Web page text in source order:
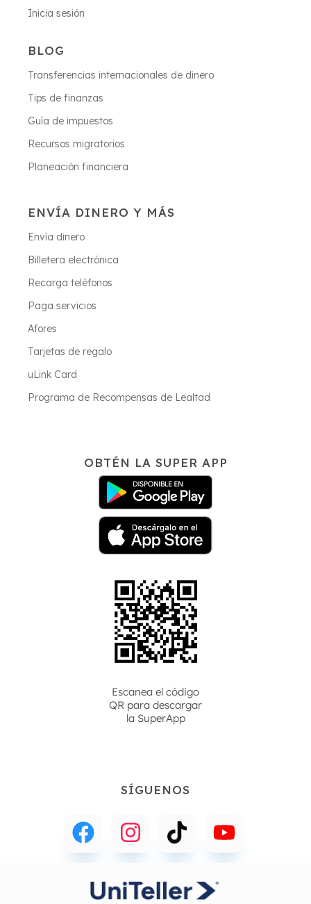
Inicia sesión
BLOG
Transferencias internacionales de dinero
Tips de finanzas
Guía de impuestos
Recursos migratorios
Planeación financiera
ENVÍA DINERO Y MÁS
Envía dinero
Billetera electrónica
Recarga teléfonos
Paga servicios
Afores
Tarjetas de regalo
uLink Card
Programa de Recompensas de Lealtad
OBTÉN LA SUPER APP
Escanea el código
QR para descargar
la SuperApp
SÍGUENOS